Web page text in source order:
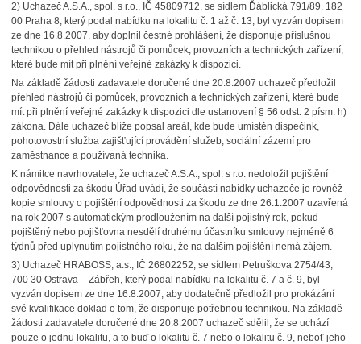
2) Uchazeč A.S.A., spol. s r.o., IČ 45809712, se sídlem Ďáblická 791/89, 182
00 Praha 8, který podal nabídku na lokalitu č. 1 až č. 13, byl vyzván dopisem
ze dne 16.8.2007, aby doplnil čestné prohlášení, že disponuje příslušnou
technikou o přehled nástrojů či pomůcek, provozních a technických zařízení,
které bude mít při plnění veřejné zakázky k dispozici.
Na základě žádosti zadavatele doručené dne 20.8.2007 uchazeč předložil
přehled nástrojů či pomůcek, provozních a technických zařízení, které bude
mít při plnění veřejné zakázky k dispozici dle ustanovení § 56 odst. 2 písm. h)
zákona. Dále uchazeč blíže popsal areál, kde bude umístěn dispečink,
pohotovostní služba zajišťující provádění služeb, sociální zázemí pro
zaměstnance a používaná technika.
K námitce navrhovatele, že uchazeč A.S.A., spol. s r.o. nedoložil pojištění
odpovědnosti za škodu Úřad uvádí, že součástí nabídky uchazeče je rovněž
kopie smlouvy o pojištění odpovědnosti za škodu ze dne 26.1.2007 uzavřená
na rok 2007 s automatickým prodloužením na další pojistný rok, pokud
pojištěný nebo pojišťovna nesdělí druhému účastníku smlouvy nejméně 6
týdnů před uplynutím pojistného roku, že na dalším pojištění nemá zájem.
3) Uchazeč HRABOSS, a.s., IČ 26802252, se sídlem Petruškova 2754/43,
700 30 Ostrava – Zábřeh, který podal nabídku na lokalitu č. 7 a č. 9, byl
vyzván dopisem ze dne 16.8.2007, aby dodatečně předložil pro prokázání
své kvalifikace doklad o tom, že disponuje potřebnou technikou. Na základě
žádosti zadavatele doručené dne 20.8.2007 uchazeč sdělil, že se uchází
pouze o jednu lokalitu, a to buď o lokalitu č. 7 nebo o lokalitu č. 9, neboť jeho